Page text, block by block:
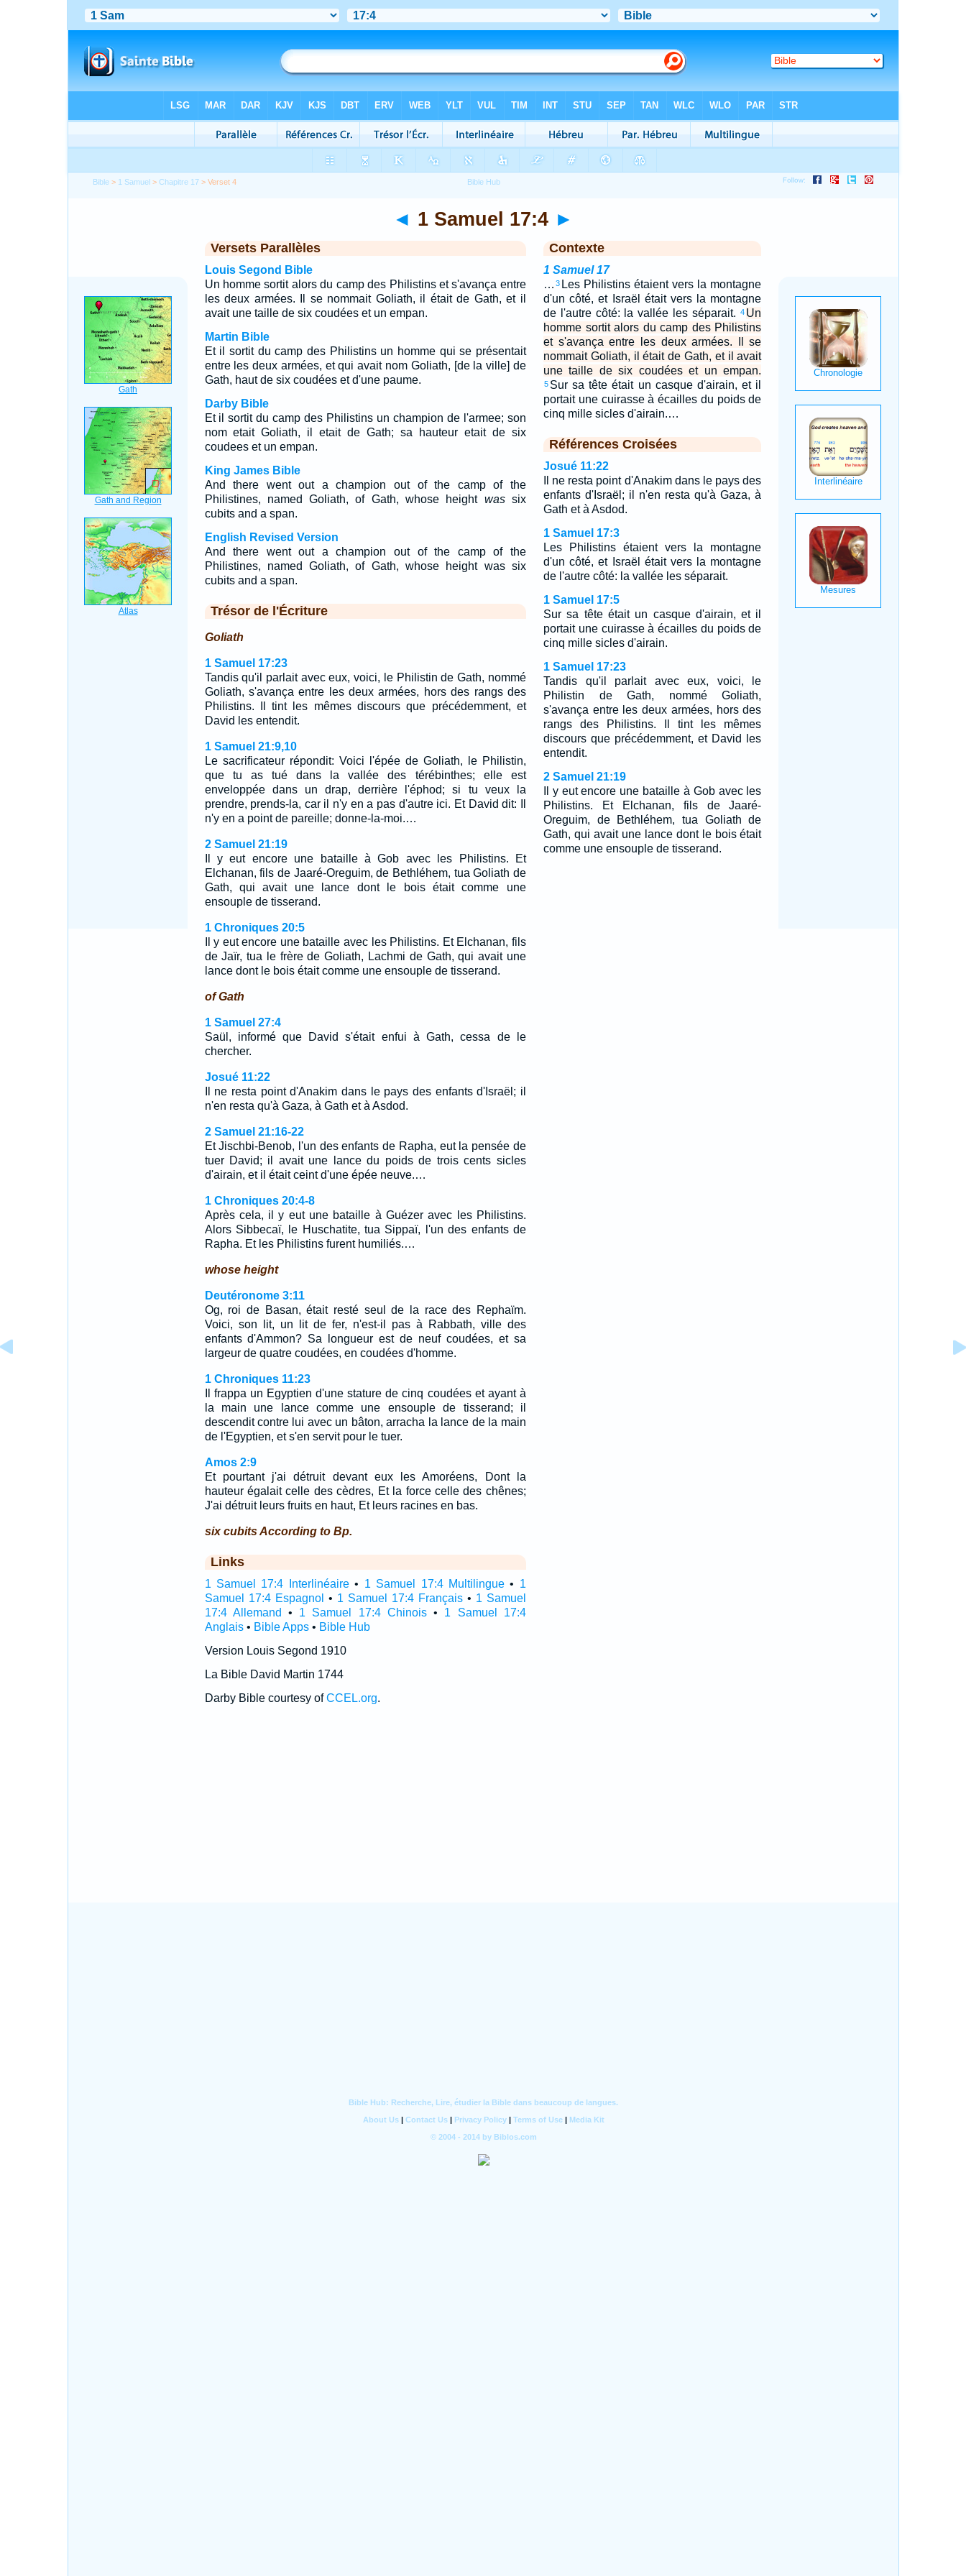
Bible > 1 Samuel >Chapitre 17 > Verset 4
◄ 1 Samuel 17:4 ►
Versets Parallèles
Louis Segond Bible
Un homme sortit alors du camp des Philistins et s'avança entre
les deux armées. Il se nommait Goliath, il était de Gath, et il
avait une taille de six coudées et un empan.
Martin Bible
Et il sortit du camp des Philistins un homme qui se présentait
entre les deux armées, et qui avait nom Goliath, [de la ville] de
Gath, haut de six coudées et d'une paume.
Darby Bible
Et il sortit du camp des Philistins un champion de l'armee; son
nom etait Goliath, il etait de Gath; sa hauteur etait de six
coudees et un empan.
King James Bible
And there went out a champion out of the camp of the
Philistines, named Goliath, of Gath, whose height wassix
cubits and a span.
English Revised Version
And there went out a champion out of the camp of the
Philistines, named Goliath, of Gath, whose height was six
cubits and a span.
Trésor de l'Écriture
Goliath
1 Samuel 17:23
Tandis qu'il parlait avec eux, voici, le Philistin de Gath, nommé
Goliath, s'avança entre les deux armées, hors des rangs des
Philistins. Il tint les mêmes discours que précédemment, et
David les entendit.
1 Samuel 21:9,10
Le sacrificateur répondit: Voici l'épée de Goliath, le Philistin,
que tu as tué dans la vallée des térébinthes; elle est
enveloppée dans un drap, derrière l'éphod; si tu veux la
prendre, prends-la, car il n'y en a pas d'autre ici. Et David dit: Il
n'y en a point de pareille; donne-la-moi.…
2 Samuel 21:19
Il y eut encore une bataille à Gob avec les Philistins. Et
Elchanan, fils de Jaaré-Oreguim, de Bethléhem, tua Goliath de
Gath, qui avait une lance dont le bois était comme une
ensouple de tisserand.
1 Chroniques 20:5
Il y eut encore une bataille avec les Philistins. Et Elchanan, fils
de Jaïr, tua le frère de Goliath, Lachmi de Gath, qui avait une
lance dont le bois était comme une ensouple de tisserand.
of Gath
1 Samuel 27:4
Saül, informé que David s'était enfui à Gath, cessa de le
chercher.
Josué 11:22
Il ne resta point d'Anakim dans le pays des enfants d'Israël; il
n'en resta qu'à Gaza, à Gath et à Asdod.
2 Samuel 21:16-22
Et Jischbi-Benob, l'un des enfants de Rapha, eut la pensée de
tuer David; il avait une lance du poids de trois cents sicles
d'airain, et il était ceint d'une épée neuve.…
1 Chroniques 20:4-8
Après cela, il y eut une bataille à Guézer avec les Philistins.
Alors Sibbecaï, le Huschatite, tua Sippaï, l'un des enfants de
Rapha. Et les Philistins furent humiliés.…
whose height
Deutéronome 3:11
Og, roi de Basan, était resté seul de la race des Rephaïm.
Voici, son lit, un lit de fer, n'est-il pas à Rabbath, ville des
enfants d'Ammon? Sa longueur est de neuf coudées, et sa
largeur de quatre coudées, en coudées d'homme.
1 Chroniques 11:23
Il frappa un Egyptien d'une stature de cinq coudées et ayant à
la main une lance comme une ensouple de tisserand; il
descendit contre lui avec un bâton, arracha la lance de la main
de l'Egyptien, et s'en servit pour le tuer.
Amos 2:9
Et pourtant j'ai détruit devant eux les Amoréens, Dont la
hauteur égalait celle des cèdres, Et la force celle des chênes;
J'ai détruit leurs fruits en haut, Et leurs racines en bas.
six cubits According to Bp.
Links
1 Samuel 17:4 Interlinéaire• 1 Samuel 17:4 Multilingue • 1
Samuel 17:4 Espagnol • 1 Samuel 17:4 Français• 1 Samuel
17:4 Allemand
• 1 Samuel 17:4 Chinois• 1 Samuel 17:4
Anglais• Bible Apps• Bible Hub
Version Louis Segond 1910
La Bible David Martin 1744
Darby Bible courtesy ofCCEL.org.
Contexte
1 Samuel 17
… 3 Les Philistins étaient vers la montagne
d'un côté, et Israël était vers la montagne
de l'autre côté: la vallée les séparait.
4 Un
homme sortit alors du camp des Philistins
et s'avança entre les deux armées. Il se
nommait Goliath, il était de Gath, et il avait
une taille de six coudées et un empan.
5 Sur sa tête était un casque d'airain, et il
portait une cuirasse à écailles du poids de
cinq mille sicles d'airain.…
Références Croisées
Josué 11:22
Il ne resta point d'Anakim dans le pays des
enfants d'Israël; il n'en resta qu'à Gaza, à
Gath et à Asdod.
1 Samuel 17:3
Les Philistins étaient vers la montagne
d'un côté, et Israël était vers la montagne
de l'autre côté: la vallée les séparait.
1 Samuel 17:5
Sur sa tête était un casque d'airain, et il
portait une cuirasse à écailles du poids de
cinq mille sicles d'airain.
1 Samuel 17:23
Tandis qu'il parlait avec eux, voici, le
Philistin de Gath, nommé Goliath,
s'avança entre les deux armées, hors des
rangs des Philistins. Il tint les mêmes
discours que précédemment, et David les
entendit.
2 Samuel 21:19
Il y eut encore une bataille à Gob avec les
Philistins. Et Elchanan, fils de Jaaré-
Oreguim, de Bethléhem, tua Goliath de
Gath, qui avait une lance dont le bois était
comme une ensouple de tisserand.